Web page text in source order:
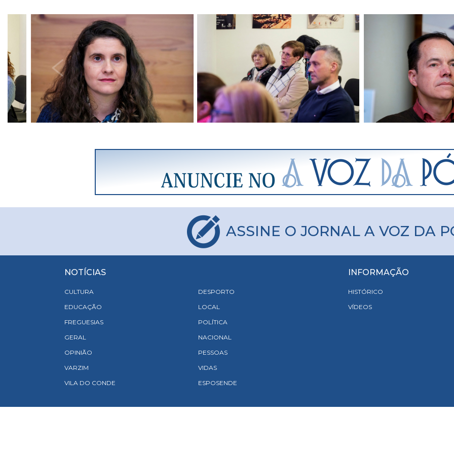
Previous
ASSINE O JORNAL A VOZ DA
NOTÍCIAS
CULTURA
DESPORTO
EDUCAÇÃO
LOCAL
FREGUESIAS
POLÍTICA
GERAL
NACIONAL
OPINIÃO
PESSOAS
VARZIM
VIDAS
VILA DO CONDE
ESPOSENDE
INFORMAÇÃO
HISTÓRICO
VÍDEOS